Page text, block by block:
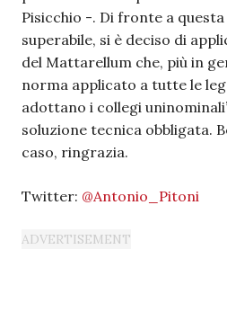
Pisicchio -. Di fronte a
superabile, si è deciso di
del Mattarellum che, più in
norma applicato a tutte le
adottano i collegi
soluzione tecnica obbligata.
caso, ringrazia.
Twitter: @Antonio_Pitoni